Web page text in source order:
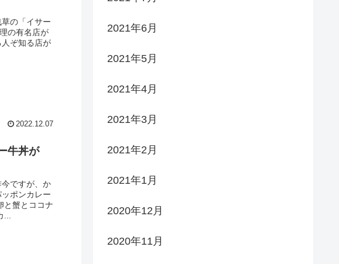
の「イサー
の有名店が
ぞ知る店が
2022.12.07
牛丼が
ですが、か
ポンカレー
と蟹とココナ
...
2021年6月
2021年5月
2021年4月
2021年3月
2021年2月
2021年1月
2020年12月
2020年11月